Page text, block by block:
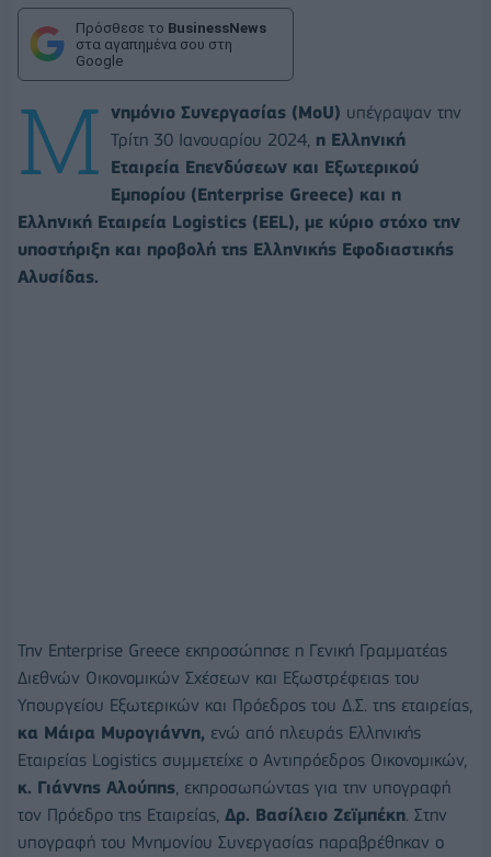
Πρόσθεσε το BusinessNews
στα αγαπημένα σου στη
Google
Μ νημόνιο Συνεργασίας (MoU) υπέγραψαν την
Τρίτη 30 Ιανουαρίου 2024, η Ελληνική
Εταιρεία Επενδύσεων και Εξωτερικού
Εμπορίου (Enterprise Greece) και η
Ελληνική Εταιρεία Logistics (EEL), με κύριο στόχο την
υποστήριξη και προβολή της Ελληνικής Εφοδιαστικής
Αλυσίδας.
Την Enterprise Greece εκπροσώπησε η Γενική Γραμματέας
Διεθνών Οικονομικών Σχέσεων και Εξωστρέφειας του
Υπουργείου Εξωτερικών και Πρόεδρος του Δ.Σ. της εταιρείας,
κα Μάιρα Μυρογιάννη, ενώ από πλευράς Ελληνικής
Εταιρείας Logistics συμμετείχε ο Αντιπρόεδρος Οικονομικών,
κ. Γιάννης Αλούπης, εκπροσωπώντας για την υπογραφή
τον Πρόεδρο της Εταιρείας, Δρ. Βασίλειο Ζεϊμπέκη. Στην
υπογραφή του Μνημονίου Συνεργασίας παραβρέθηκαν ο